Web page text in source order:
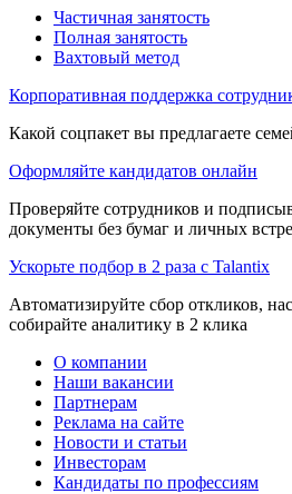
Частичная занятость
Полная занятость
Вахтовый метод
Корпоративная поддержка
Какой соцпакет вы предлагаете
Оформляйте кандидатов онлайн
Проверяйте сотрудников и
документы без бумаг и личных
Ускорьте подбор в 2 раза с Talantix
Автоматизируйте сбор откликов,
собирайте аналитику в 2 клика
О компании
Наши вакансии
Партнерам
Реклама на сайте
Новости и статьи
Инвесторам
Кандидаты по профессиям